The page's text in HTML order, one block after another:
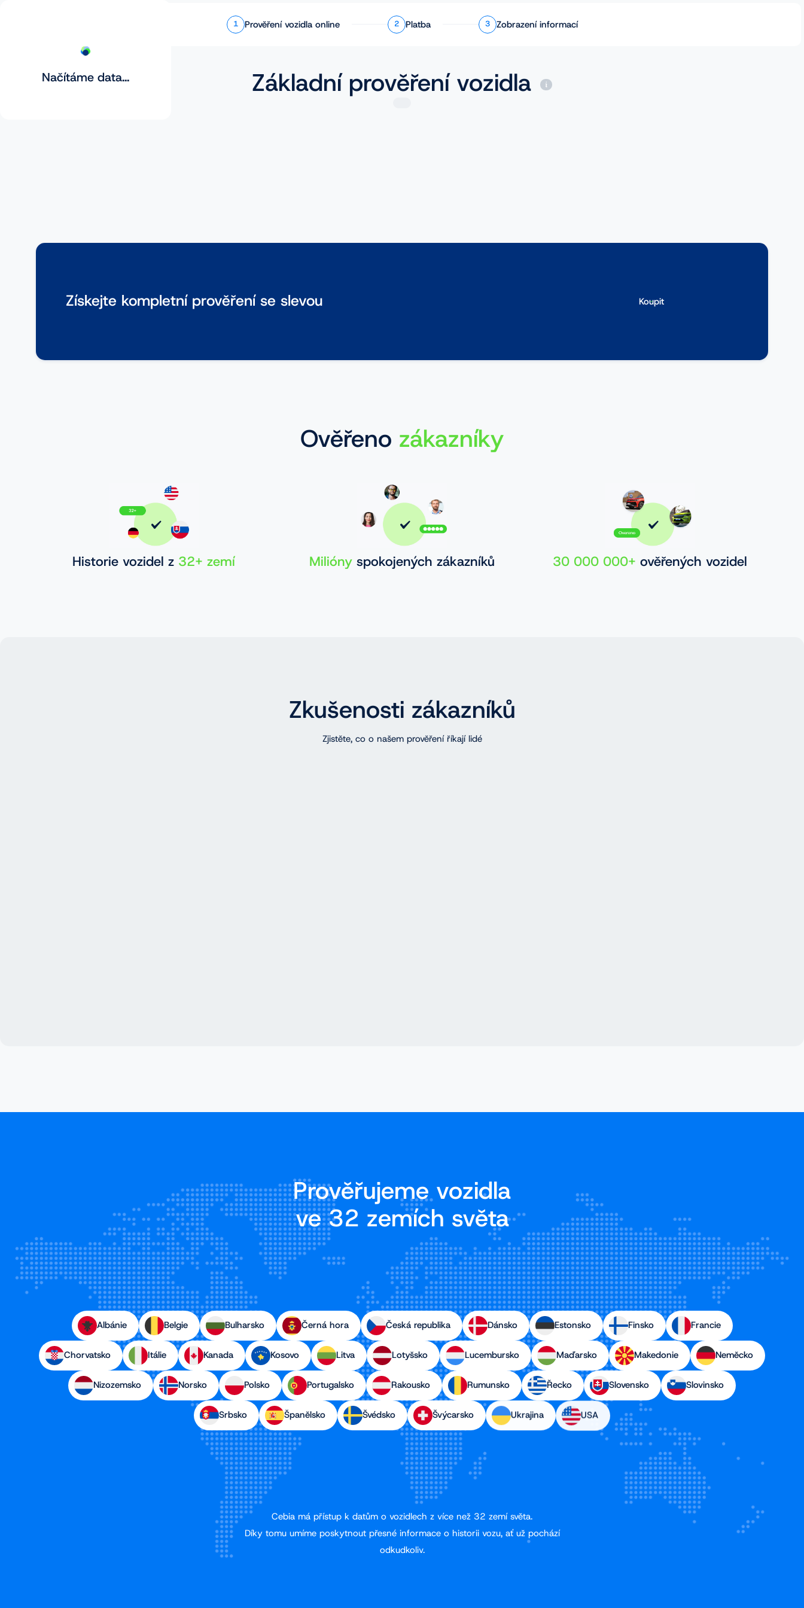
Načítáme data...
1 Prověření vozidla online 2 Platba 3 Zobrazení informací
Základní prověření vozidla
Získejte kompletní prověření se slevou Koupit
Ověřeno zákazníky
Historie vozidel z 32+ zemí Miliónyspokojených zákazníků 30 000 000+ ověřených vozidel
Zkušenosti zákazníků
Zjistěte, co o našem prověření říkají lidé
Prověřujeme vozidla
ve 32 zemích světa
Albánie Belgie Bulharsko Černá hora Česká republika Dánsko Estonsko Finsko Francie
Chorvatsko Itálie Kanada Kosovo Litva Lotyšsko Lucembursko Maďarsko Makedonie Neměcko
Nizozemsko Norsko Polsko Portugalsko Rakousko Rumunsko Řecko Slovensko Slovinsko
Srbsko Španělsko Švédsko Švýcarsko Ukrajina USA
Cebia má přístup k datům o vozidlech z více než 32 zemí světa.
Díky tomu umíme poskytnout přesné informace o historii vozu, ať už pochází
odkudkoliv.